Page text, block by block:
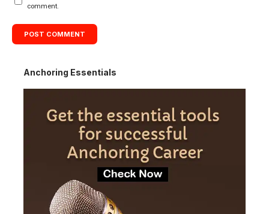
comment.
Anchoring Essentials